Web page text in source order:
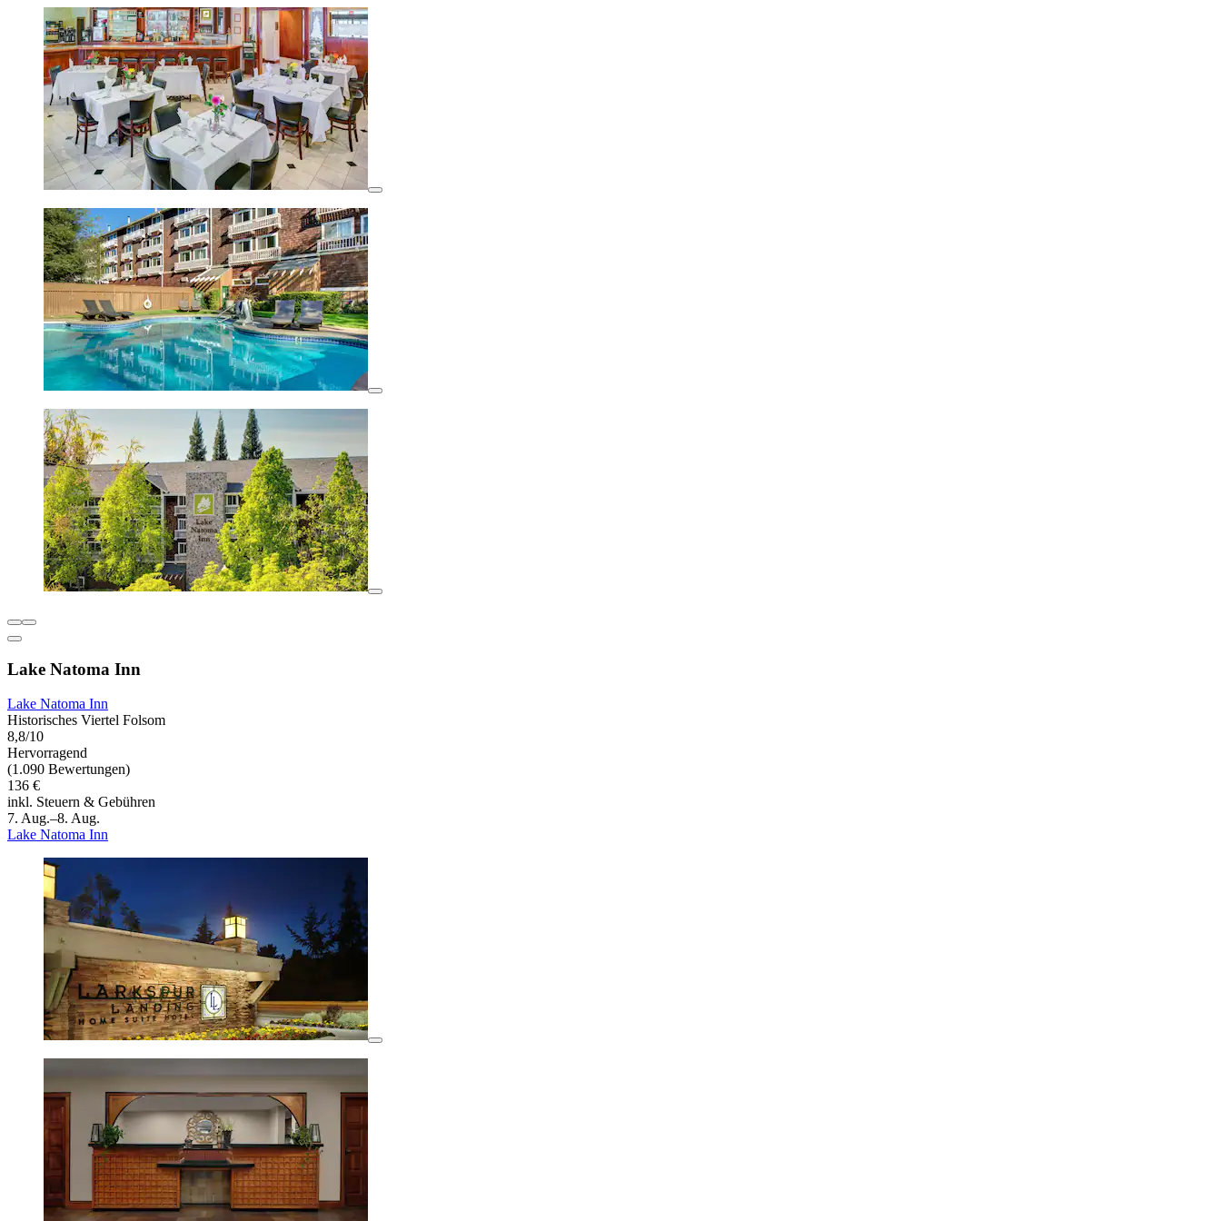
Lake Natoma Inn
Lake Natoma Inn
Historisches Viertel Folsom
8,8/10
Hervorragend
(1.090 Bewertungen)
136 €
inkl. Steuern & Gebühren
7. Aug.–8. Aug.
Lake Natoma Inn